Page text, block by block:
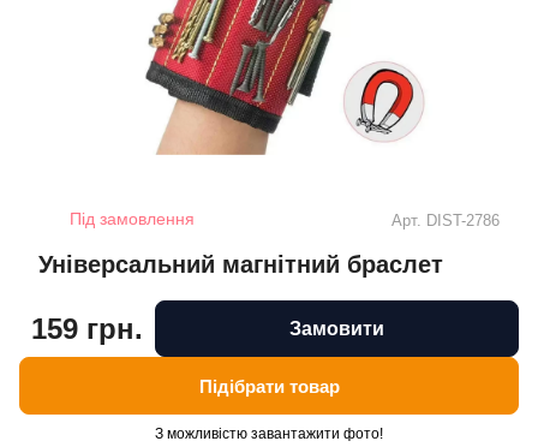
Під замовлення Арт. DIST-2786
Універсальний магнітний браслет
159 грн. Замовити
Підібрати товар
З можливістю завантажити фото!